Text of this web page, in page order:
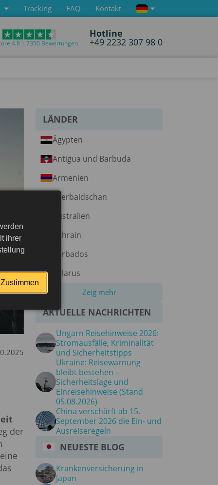
Tracking FAQ Kontakt
4.8 | 7350 Bewertungen
Hotline
+49 2232 307 98 0
der
LÄNDER
Ägypten
Antigua und Barbuda
Armenien
Aserbaidschan
Australien
Bahrain
Barbados
Belarus
Zeig mehr
AKTUELLE NACHRICHTEN
Ungarn Reisehinweise 2026:
Stromausfälle, Kriminalität
und Sicherheitstipps
Ukraine: Reisewarnung
bleibt bestehen –
Sicherheitslage und
Einreisehinweise (Stand
05.08.2026)
China verschärft ab 15.
September 2026 die Ein- und
Ausreiseregeln
NEUESTE BLOG
Krankenversicherung in
Japan
ihrer
Zustimmen